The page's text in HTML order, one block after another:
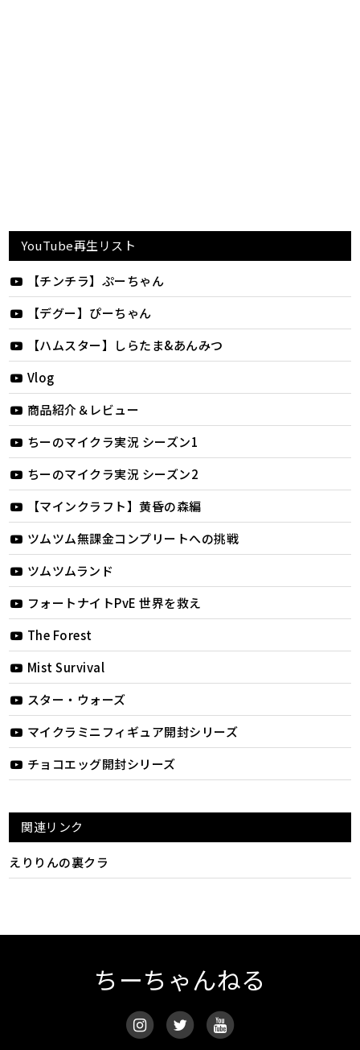
YouTube再生リスト
【チンチラ】ぷーちゃん
【デグー】ぴーちゃん
【ハムスター】しらたま&あんみつ
Vlog
商品紹介＆レビュー
ちーのマイクラ実況 シーズン1
ちーのマイクラ実況 シーズン2
【マインクラフト】黄昏の森編
ツムツム無課金コンプリートへの挑戦
ツムツムランド
フォートナイトPvE 世界を救え
The Forest
Mist Survival
スター・ウォーズ
マイクラミニフィギュア開封シリーズ
チョコエッグ開封シリーズ
関連リンク
えりりんの裏クラ
ちーちゃんねる